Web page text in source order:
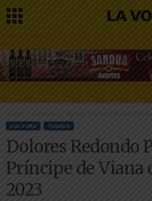
Inicio Cultura Dolores Redondo Premio
CULTURA TUDELA
Dolores Redondo
Príncipe de Viana
2023